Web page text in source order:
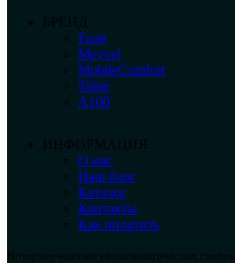
БРЕНД
Frost
Meyvel
MobileComfort
Telair
А100
ИНФОРМАЦИЯ
О нас
Наш блог
Каталог
Контакты
Как оплатить
Интернет-магазин автоклиматических систем.